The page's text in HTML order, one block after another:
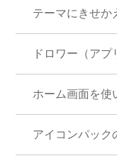
テーマにきせか
ドロワー（ア
ホーム画面を使
アイコンパック